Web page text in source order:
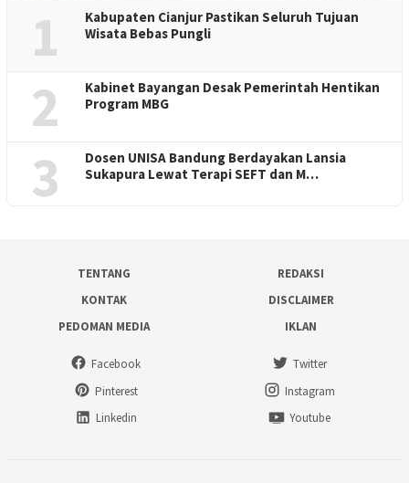
1
Kabupaten Cianjur Pastikan Seluruh Tujuan
Wisata Bebas Pungli
2
Kabinet Bayangan Desak Pemerintah Hentikan
Program MBG
3
Dosen UNISA Bandung Berdayakan Lansia
Sukapura Lewat Terapi SEFT dan M…
TENTANG
REDAKSI
KONTAK
DISCLAIMER
PEDOMAN MEDIA
IKLAN
Facebook
Twitter
Pinterest
Instagram
Linkedin
Youtube